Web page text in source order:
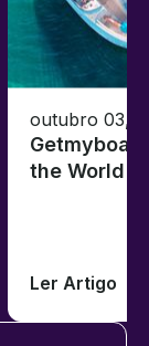
outubro 03,
the World
Ler Artigo